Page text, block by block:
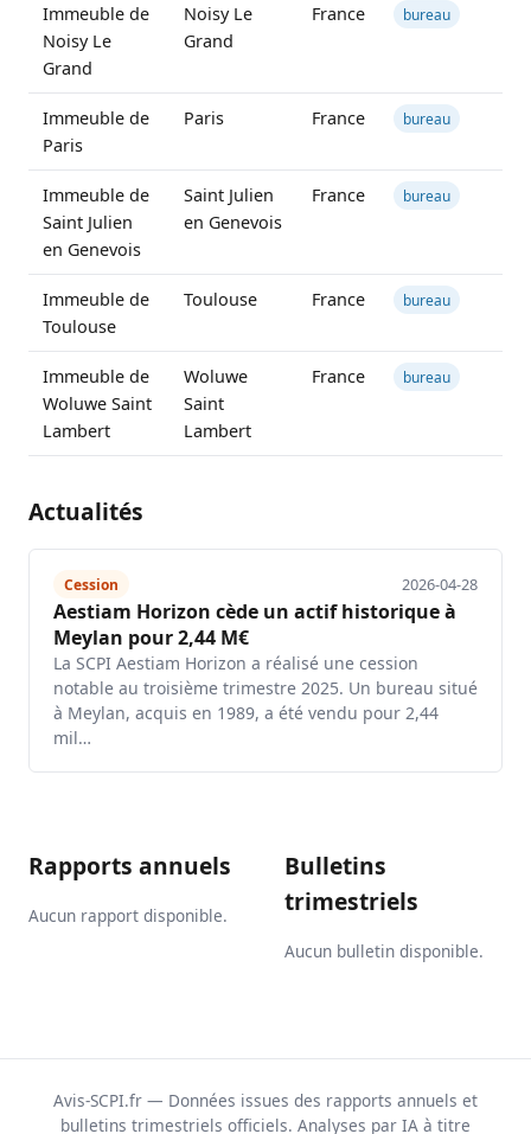
Immeuble de
Noisy Le
Grand
Noisy Le
Grand
France bureau
Immeuble de
Paris
Paris France bureau
Immeuble de
Saint Julien
en Genevois
Saint Julien
en Genevois
France bureau
Immeuble de
Toulouse
Toulouse France bureau
Immeuble de
Woluwe Saint
Lambert
Woluwe
Saint
Lambert
France bureau
Actualités
Cession 2026-04-28
Aestiam Horizon cède un actif historique à
Meylan pour 2,44 M€
La SCPI Aestiam Horizon a réalisé une cession
notable au troisième trimestre 2025. Un bureau situé
à Meylan, acquis en 1989, a été vendu pour 2,44
mil…
Rapports annuels
Aucun rapport disponible.
Bulletins
trimestriels
Aucun bulletin disponible.
Avis-SCPI.fr — Données issues des rapports annuels et
bulletins trimestriels officiels. Analyses par IA à titre